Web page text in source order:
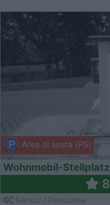
Area di sosta (PS)
Wohnmobil-Stellplatz
8